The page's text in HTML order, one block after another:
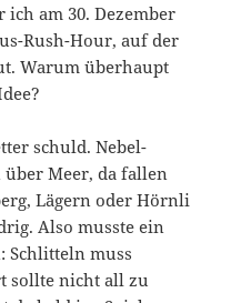
am 30. Dezember
Rush-Hour, auf der
Warum überhaupt
schuld. Nebel-
über Meer, da fallen
Lägern oder Hörnli
Also musste ein
Schlitteln muss
sollte nicht all zu